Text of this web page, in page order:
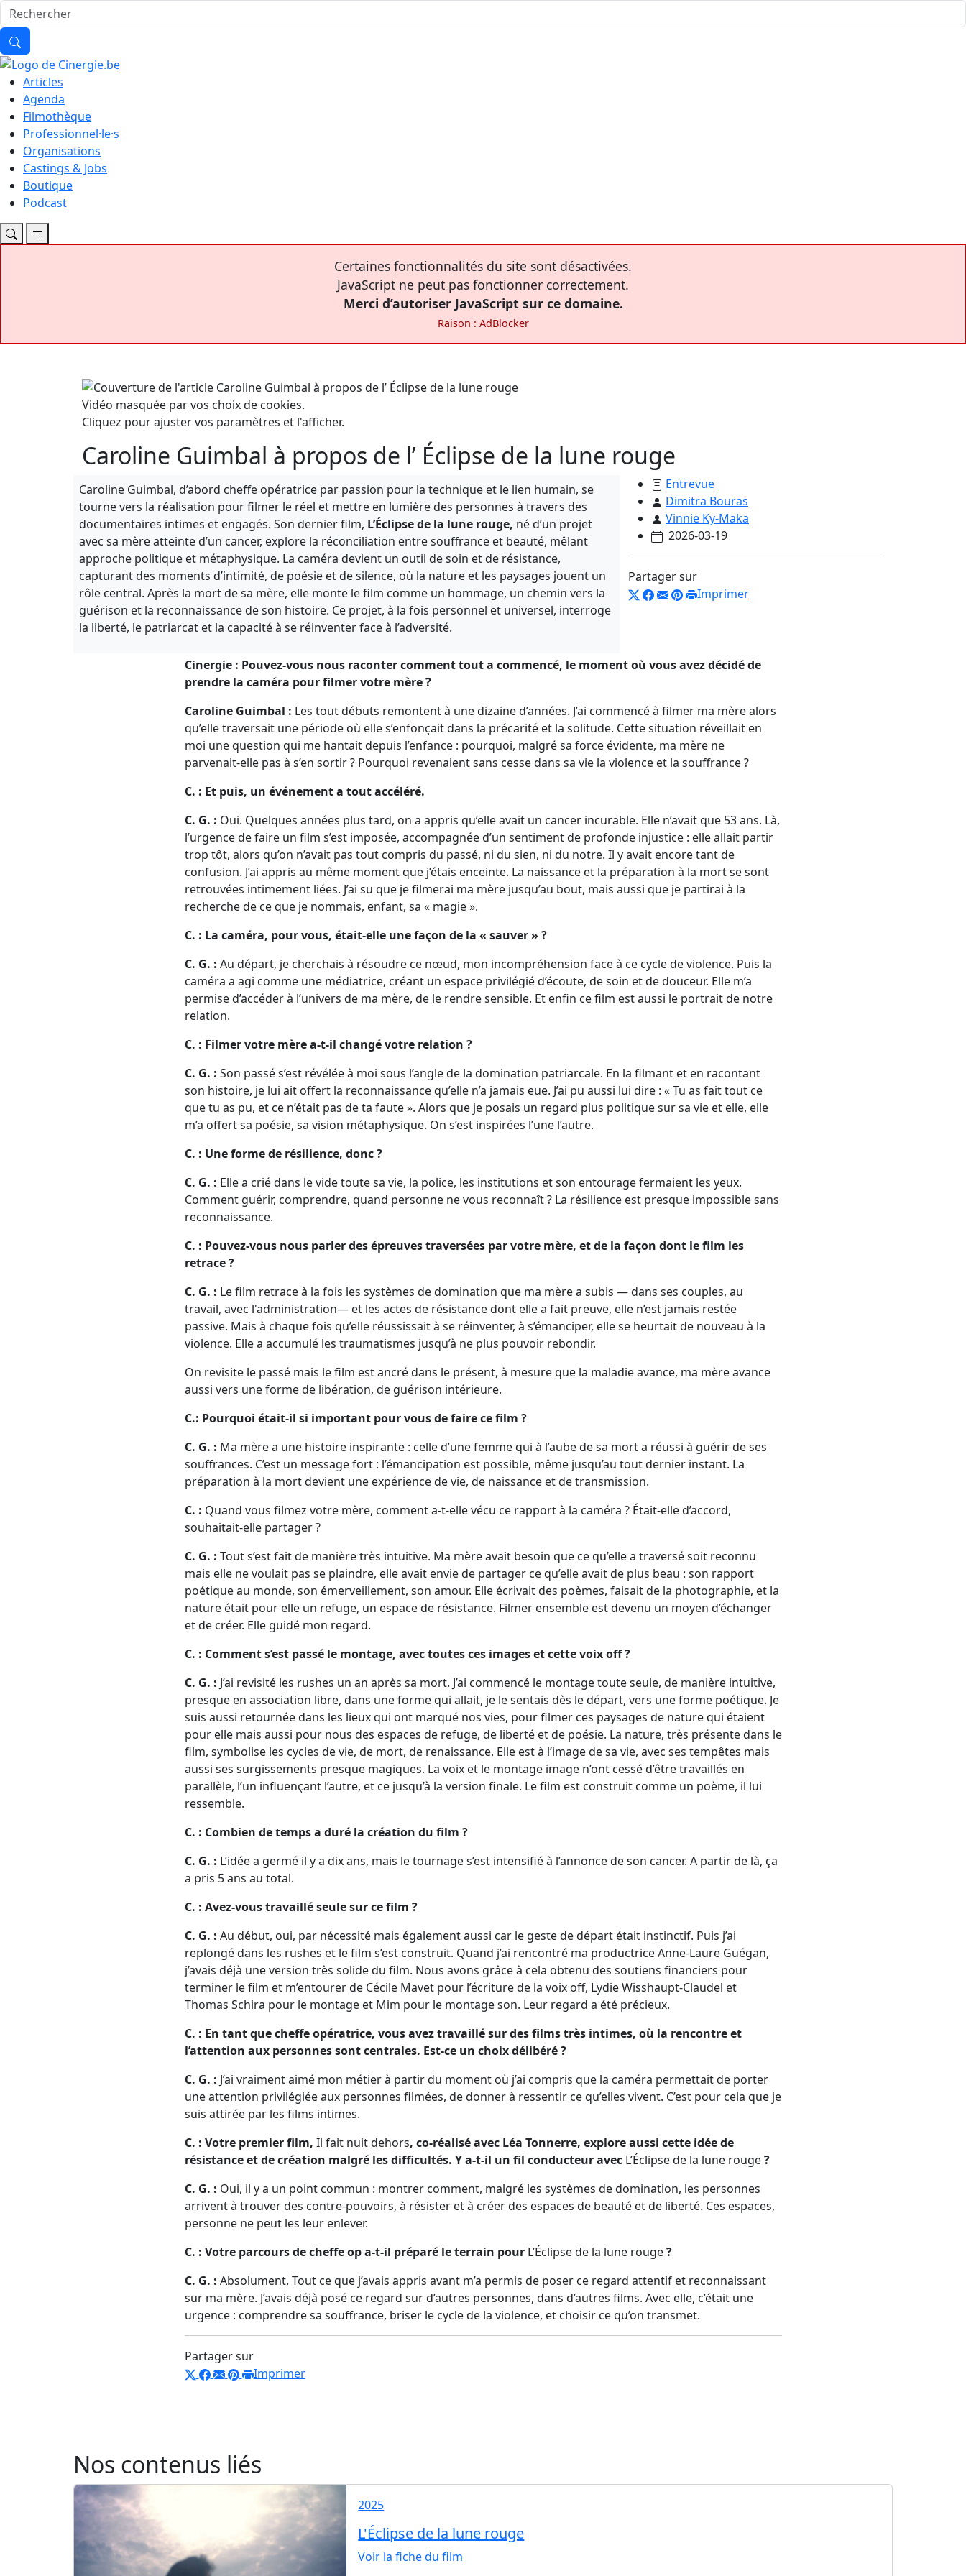
Articles
Agenda
Filmothèque
Professionnel·le·s
Organisations
Castings & Jobs
Boutique
Podcast
Certaines fonctionnalités du site sont désactivées.
JavaScript ne peut pas fonctionner correctement.
Merci d’autoriser JavaScript sur ce domaine.
Raison : AdBlocker
Vidéo masquée par vos choix de cookies.
Cliquez pour ajuster vos paramètres et l'afficher.
Caroline Guimbal à propos de l’ Éclipse de la lune rouge
Caroline Guimbal, d’abord cheffe opératrice par passion pour la technique et le lien humain, se
tourne vers la réalisation pour filmer le réel et mettre en lumière des personnes à travers des
documentaires intimes et engagés. Son dernier film, L’Éclipse de la lune rouge, né d’un projet
avec sa mère atteinte d’un cancer, explore la réconciliation entre souffrance et beauté, mêlant
approche politique et métaphysique. La caméra devient un outil de soin et de résistance,
capturant des moments d’intimité, de poésie et de silence, où la nature et les paysages jouent un
rôle central. Après la mort de sa mère, elle monte le film comme un hommage, un chemin vers la
guérison et la reconnaissance de son histoire. Ce projet, à la fois personnel et universel, interroge
la liberté, le patriarcat et la capacité à se réinventer face à l’adversité.
Entrevue
Dimitra Bouras
Vinnie Ky-Maka
2026-03-19
Partager sur
Imprimer
Cinergie : Pouvez-vous nous raconter comment tout a commencé, le moment où vous avez décidé de
prendre la caméra pour filmer votre mère ?
Caroline Guimbal : Les tout débuts remontent à une dizaine d’années. J’ai commencé à filmer ma mère alors
qu’elle traversait une période où elle s’enfonçait dans la précarité et la solitude. Cette situation réveillait en
moi une question qui me hantait depuis l’enfance : pourquoi, malgré sa force évidente, ma mère ne
parvenait-elle pas à s’en sortir ? Pourquoi revenaient sans cesse dans sa vie la violence et la souffrance ?
C. : Et puis, un événement a tout accéléré.
C. G. : Oui. Quelques années plus tard, on a appris qu’elle avait un cancer incurable. Elle n’avait que 53 ans. Là,
l’urgence de faire un film s’est imposée, accompagnée d’un sentiment de profonde injustice : elle allait partir
trop tôt, alors qu’on n’avait pas tout compris du passé, ni du sien, ni du notre. Il y avait encore tant de
confusion. J’ai appris au même moment que j’étais enceinte. La naissance et la préparation à la mort se sont
retrouvées intimement liées. J’ai su que je filmerai ma mère jusqu’au bout, mais aussi que je partirai à la
recherche de ce que je nommais, enfant, sa « magie ».
C. : La caméra, pour vous, était-elle une façon de la « sauver » ?
C. G. : Au départ, je cherchais à résoudre ce nœud, mon incompréhension face à ce cycle de violence. Puis la
caméra a agi comme une médiatrice, créant un espace privilégié d’écoute, de soin et de douceur. Elle m’a
permise d’accéder à l’univers de ma mère, de le rendre sensible. Et enfin ce film est aussi le portrait de notre
relation.
C. : Filmer votre mère a-t-il changé votre relation ?
C. G. : Son passé s’est révélée à moi sous l’angle de la domination patriarcale. En la filmant et en racontant
son histoire, je lui ait offert la reconnaissance qu’elle n’a jamais eue. J’ai pu aussi lui dire : « Tu as fait tout ce
que tu as pu, et ce n’était pas de ta faute ». Alors que je posais un regard plus politique sur sa vie et elle, elle
m’a offert sa poésie, sa vision métaphysique. On s’est inspirées l’une l’autre.
C. : Une forme de résilience, donc ?
C. G. : Elle a crié dans le vide toute sa vie, la police, les institutions et son entourage fermaient les yeux.
Comment guérir, comprendre, quand personne ne vous reconnaît ? La résilience est presque impossible sans
reconnaissance.
C. : Pouvez-vous nous parler des épreuves traversées par votre mère, et de la façon dont le film les
retrace ?
C. G. : Le film retrace à la fois les systèmes de domination que ma mère a subis — dans ses couples, au
travail, avec l'administration— et les actes de résistance dont elle a fait preuve, elle n’est jamais restée
passive. Mais à chaque fois qu’elle réussissait à se réinventer, à s’émanciper, elle se heurtait de nouveau à la
violence. Elle a accumulé les traumatismes jusqu’à ne plus pouvoir rebondir.
On revisite le passé mais le film est ancré dans le présent, à mesure que la maladie avance, ma mère avance
aussi vers une forme de libération, de guérison intérieure.
C.: Pourquoi était-il si important pour vous de faire ce film ?
C. G. : Ma mère a une histoire inspirante : celle d’une femme qui à l’aube de sa mort a réussi à guérir de ses
souffrances. C’est un message fort : l’émancipation est possible, même jusqu’au tout dernier instant. La
préparation à la mort devient une expérience de vie, de naissance et de transmission.
C. : Quand vous filmez votre mère, comment a-t-elle vécu ce rapport à la caméra ? Était-elle d’accord,
souhaitait-elle partager ?
C. G. : Tout s’est fait de manière très intuitive. Ma mère avait besoin que ce qu’elle a traversé soit reconnu
mais elle ne voulait pas se plaindre, elle avait envie de partager ce qu’elle avait de plus beau : son rapport
poétique au monde, son émerveillement, son amour. Elle écrivait des poèmes, faisait de la photographie, et la
nature était pour elle un refuge, un espace de résistance. Filmer ensemble est devenu un moyen d’échanger
et de créer. Elle guidé mon regard.
C. : Comment s’est passé le montage, avec toutes ces images et cette voix off ?
C. G. : J’ai revisité les rushes un an après sa mort. J’ai commencé le montage toute seule, de manière intuitive,
presque en association libre, dans une forme qui allait, je le sentais dès le départ, vers une forme poétique. Je
suis aussi retournée dans les lieux qui ont marqué nos vies, pour filmer ces paysages de nature qui étaient
pour elle mais aussi pour nous des espaces de refuge, de liberté et de poésie. La nature, très présente dans le
film, symbolise les cycles de vie, de mort, de renaissance. Elle est à l’image de sa vie, avec ses tempêtes mais
aussi ses surgissements presque magiques. La voix et le montage image n’ont cessé d’être travaillés en
parallèle, l’un influençant l’autre, et ce jusqu’à la version finale. Le film est construit comme un poème, il lui
ressemble.
C. : Combien de temps a duré la création du film ?
C. G. : L’idée a germé il y a dix ans, mais le tournage s’est intensifié à l’annonce de son cancer. A partir de là, ça
a pris 5 ans au total.
C. : Avez-vous travaillé seule sur ce film ?
C. G. : Au début, oui, par nécessité mais également aussi car le geste de départ était instinctif. Puis j’ai
replongé dans les rushes et le film s’est construit. Quand j’ai rencontré ma productrice Anne-Laure Guégan,
j’avais déjà une version très solide du film. Nous avons grâce à cela obtenu des soutiens financiers pour
terminer le film et m’entourer de Cécile Mavet pour l’écriture de la voix off, Lydie Wisshaupt-Claudel et
Thomas Schira pour le montage et Mim pour le montage son. Leur regard a été précieux.
C. : En tant que cheffe opératrice, vous avez travaillé sur des films très intimes, où la rencontre et
l’attention aux personnes sont centrales. Est-ce un choix délibéré ?
C. G. : J’ai vraiment aimé mon métier à partir du moment où j’ai compris que la caméra permettait de porter
une attention privilégiée aux personnes filmées, de donner à ressentir ce qu’elles vivent. C’est pour cela que je
suis attirée par les films intimes.
C. : Votre premier film, Il fait nuit dehors, co-réalisé avec Léa Tonnerre, explore aussi cette idée de
résistance et de création malgré les difficultés. Y a-t-il un fil conducteur avec L’Éclipse de la lune rouge?
C. G. : Oui, il y a un point commun : montrer comment, malgré les systèmes de domination, les personnes
arrivent à trouver des contre-pouvoirs, à résister et à créer des espaces de beauté et de liberté. Ces espaces,
personne ne peut les leur enlever.
C. : Votre parcours de cheffe op a-t-il préparé le terrain pour L’Éclipse de la lune rouge?
C. G. : Absolument. Tout ce que j’avais appris avant m’a permis de poser ce regard attentif et reconnaissant
sur ma mère. J’avais déjà posé ce regard sur d’autres personnes, dans d’autres films. Avec elle, c’était une
urgence : comprendre sa souffrance, briser le cycle de la violence, et choisir ce qu’on transmet.
Partager sur
Imprimer
Nos contenus liés
2025
L'Éclipse de la lune rouge
Voir la fiche du film